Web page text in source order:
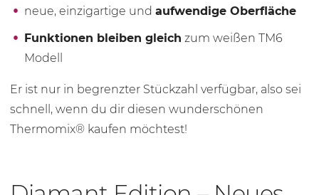
neue, einzigartige und aufwendige Oberfläche
Funktionen bleiben gleich zum weißen TM6
Modell
Er ist nur in begrenzter Stückzahl verfügbar, also sei
schnell, wenn du dir diesen wunderschönen
Thermomix® kaufen möchtest!